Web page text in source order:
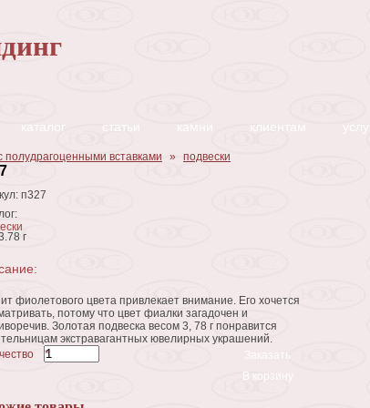
каталог статьи камни клиентам
полудрагоценными вставками » подвески
п327
г
фиолетового цвета привлекает внимание. Его хочется
потому что цвет фиалки загадочен и
Золотая подвеска весом 3, 78 г понравится
экстравагантных ювелирных украшений.
*
В корзину